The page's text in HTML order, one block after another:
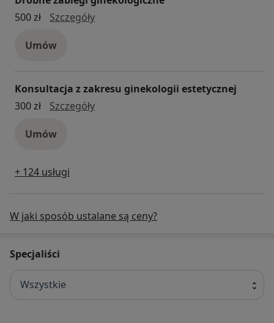
500 zł
Szczegółydrobne zabiegi ginekologiczne
Umów
Konsultacja z zakresu ginekologii estetycznej
300 zł
Szczegółykonsultacja z zakresu ginekologii
Umów
+ 124 usługi
W jaki sposób ustalane są ceny?
Specjaliści
Wszystkie